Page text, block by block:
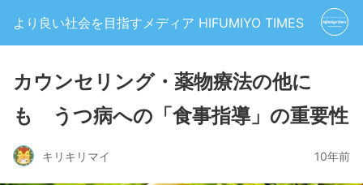
より良い社会を目指すメディア HIFUMIYO TIMES
カウンセリング・薬物療法の他に
も うつ病への「食事指導」の重要性
キリキリマイ 10年前